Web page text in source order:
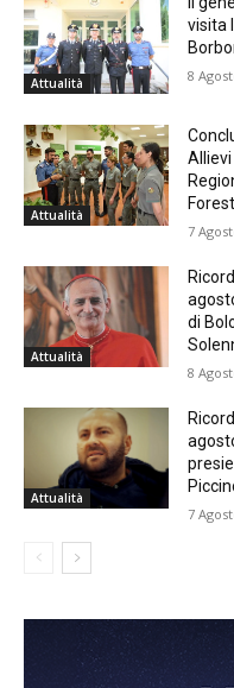
Attualità
visita
8
Attualità
7
Attualità
di
8
Attualità
7